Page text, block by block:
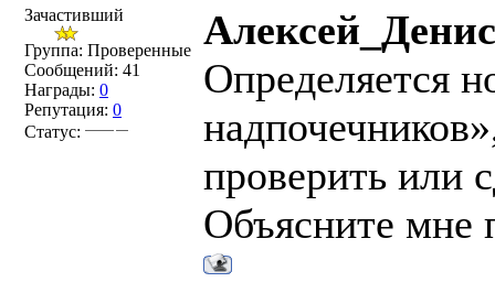
Зачастивший
Группа: Проверенные
Сообщений: 41
Награды: 0
Репутация: 0
Статус:
Определяется
проверить или
Объясните мне